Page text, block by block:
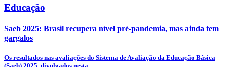
Educação
Saeb 2025: Brasil recupera nível pré-pandemia, mas ainda tem
gargalos
Os resultados nas avaliações do Sistema de Avaliação da Educação Básica